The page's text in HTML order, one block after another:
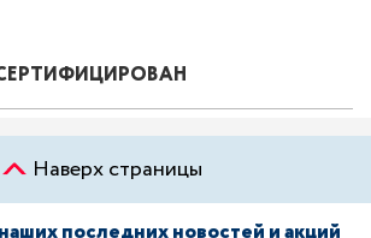
Наверх страницы